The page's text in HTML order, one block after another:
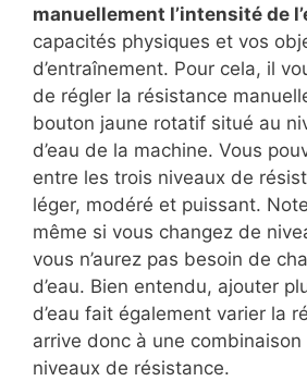
manuellement l’intensité de
capacités physiques et vos
d’entraînement. Pour cela, il
de régler la résistance
bouton jaune rotatif situé au
d’eau de la machine. Vous
entre les trois niveaux de
léger, modéré et puissant.
même si vous changez de
vous n’aurez pas besoin de
d’eau. Bien entendu, ajouter
d’eau fait également varier la
arrive donc à une
niveaux de résistance.